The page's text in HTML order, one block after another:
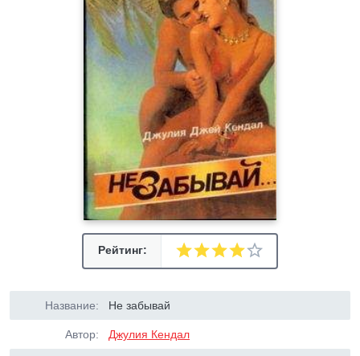
Рейтинг:
Название: Не забывай
Автор: Джулия Кендал